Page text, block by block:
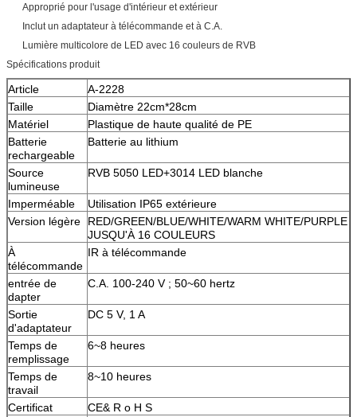
Approprié pour l'usage d'intérieur et extérieur
Inclut un adaptateur à télécommande et à C.A.
Lumière multicolore de LED avec 16 couleurs de RVB
Spécifications produit
Article
A-2228
Taille
Diamètre 22cm*28cm
Matériel
Plastique de haute qualité de PE
Batterie
rechargeable
Batterie au lithium
Source
lumineuse
RVB 5050 LED+3014 LED blanche
Imperméable
Utilisation IP65 extérieure
Version légère
RED/GREEN/BLUE/WHITE/WARM WHITE/PURPLE
JUSQU'À 16 COULEURS
À
télécommande
IR à télécommande
entrée de
dapter
C.A. 100-240 V ; 50~60 hertz
Sortie
d'adaptateur
DC 5 V, 1 A
Temps de
remplissage
6~8 heures
Temps de
travail
8~10 heures
Certificat
CE& R o H S